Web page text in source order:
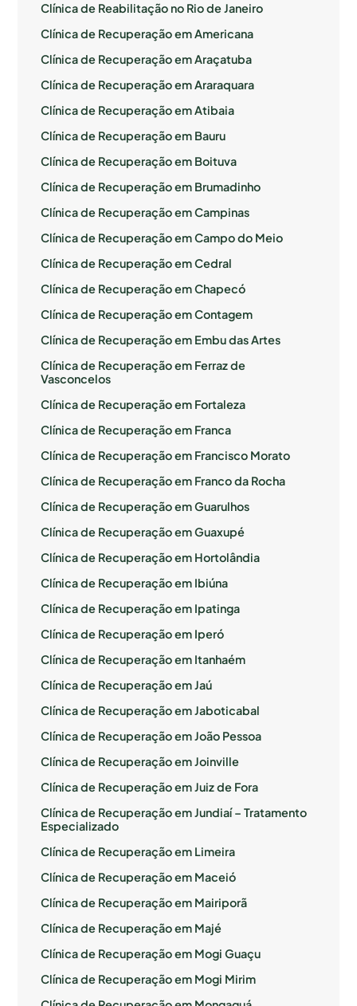
Clínica de Reabilitação no Rio de Janeiro
Clínica de Recuperação em Americana
Clínica de Recuperação em Araçatuba
Clínica de Recuperação em Araraquara
Clínica de Recuperação em Atibaia
Clínica de Recuperação em Bauru
Clínica de Recuperação em Boituva
Clínica de Recuperação em Brumadinho
Clínica de Recuperação em Campinas
Clínica de Recuperação em Campo do Meio
Clínica de Recuperação em Cedral
Clínica de Recuperação em Chapecó
Clínica de Recuperação em Contagem
Clínica de Recuperação em Embu das Artes
Clínica de Recuperação em Ferraz de
Vasconcelos
Clínica de Recuperação em Fortaleza
Clínica de Recuperação em Franca
Clínica de Recuperação em Francisco Morato
Clínica de Recuperação em Franco da Rocha
Clínica de Recuperação em Guarulhos
Clínica de Recuperação em Guaxupé
Clínica de Recuperação em Hortolândia
Clínica de Recuperação em Ibiúna
Clínica de Recuperação em Ipatinga
Clínica de Recuperação em Iperó
Clínica de Recuperação em Itanhaém
Clínica de Recuperação em Jaú
Clínica de Recuperação em Jaboticabal
Clínica de Recuperação em João Pessoa
Clínica de Recuperação em Joinville
Clínica de Recuperação em Juiz de Fora
Clínica de Recuperação em Jundiaí – Tratamento
Especializado
Clínica de Recuperação em Limeira
Clínica de Recuperação em Maceió
Clínica de Recuperação em Mairiporã
Clínica de Recuperação em Majé
Clínica de Recuperação em Mogi Guaçu
Clínica de Recuperação em Mogi Mirim